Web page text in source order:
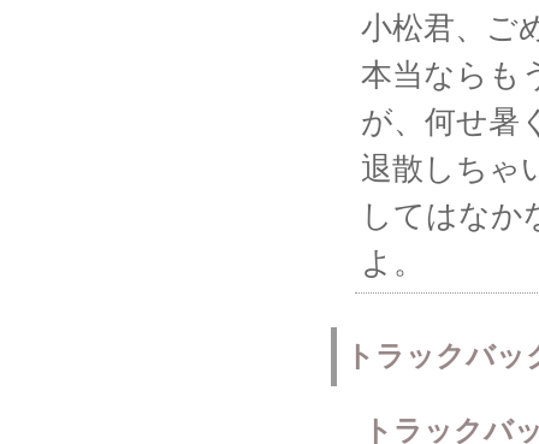
小松君、ご
本当ならも
が、何せ暑
退散しちゃ
してはなか
よ。
トラックバッ
トラックバ